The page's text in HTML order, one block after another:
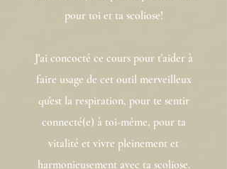
pour toi et ta scoliose!
J'ai concocté ce cours pour t'aider à
faire usage de cet outil merveilleux
qu'est la respiration, pour te sentir
connecté(e) à toi-même, pour ta
vitalité et vivre pleinement et
harmonieusement avec ta scoliose.